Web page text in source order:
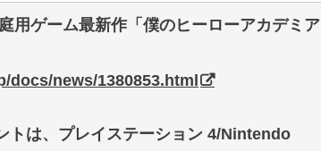
用ゲーム最新作「僕のヒーローアカデミア
docs/news/1380853.html
トは、プレイステーション 4/Nintendo